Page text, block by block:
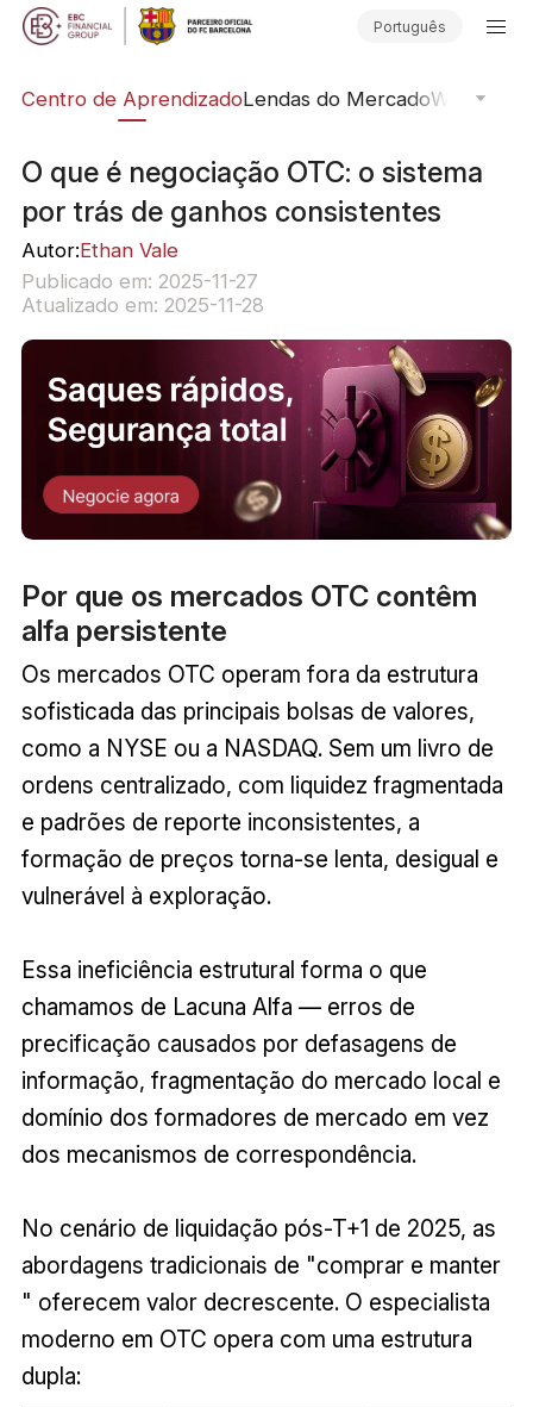
Português
Centro de AprendizadoLendas do MercadoWebinars
O que é negociação OTC: o sistema
por trás de ganhos consistentes
Autor:Ethan Vale
Publicado em: 2025-11-27
Atualizado em: 2025-11-28
Por que os mercados OTC contêm
alfa persistente
Os mercados OTC operam fora da estrutura
sofisticada das principais bolsas de valores,
como a NYSE ou a NASDAQ. Sem um livro de
ordens centralizado, com liquidez fragmentada
e padrões de reporte inconsistentes, a
formação de preços torna-se lenta, desigual e
vulnerável à exploração.
Essa ineficiência estrutural forma o que
chamamos de Lacuna Alfa — erros de
precificação causados por defasagens de
informação, fragmentação do mercado local e
domínio dos formadores de mercado em vez
dos mecanismos de correspondência.
No cenário de liquidação pós-T+1 de 2025, as
abordagens tradicionais de "comprar e manter
" oferecem valor decrescente. O especialista
moderno em OTC opera com uma estrutura
dupla: